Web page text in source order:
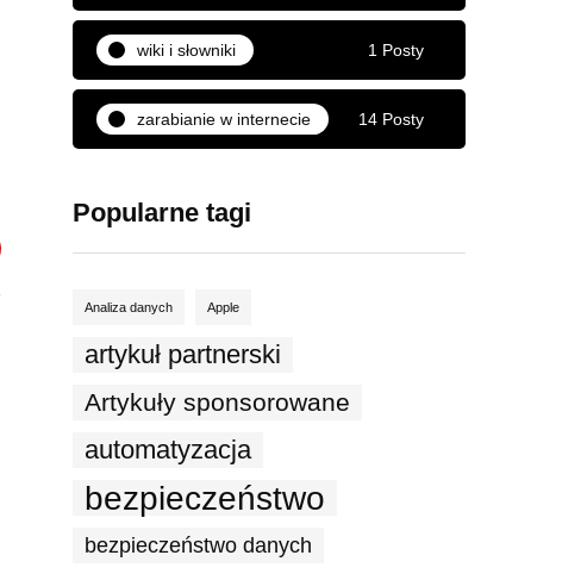
wiki i słowniki 1 Posty
zarabianie w internecie 14 Posty
Popularne tagi
Analiza danych Apple
artykuł partnerski
Artykuły sponsorowane
automatyzacja
bezpieczeństwo
bezpieczeństwo danych